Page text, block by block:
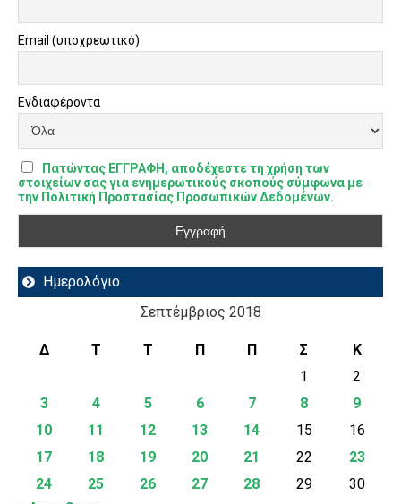
Email (υποχρεωτικό)
Ενδιαφέροντα
Πατώντας ΕΓΓΡΑΦΗ, αποδέχεστε τη χρήση των
στοιχείων σας για ενημερωτικούς σκοπούς σύμφωνα με
την Πολιτική Προστασίας Προσωπικών Δεδομένων.
Ημερολόγιο
Σεπτέμβριος 2018
Δ Τ Τ Π Π Σ
Κ
1
2
3
4 5 6 7 8
9
10
11 12 13 14 15
16
17
18 19 20 21 22
23
24
25 26 27 28 29
30